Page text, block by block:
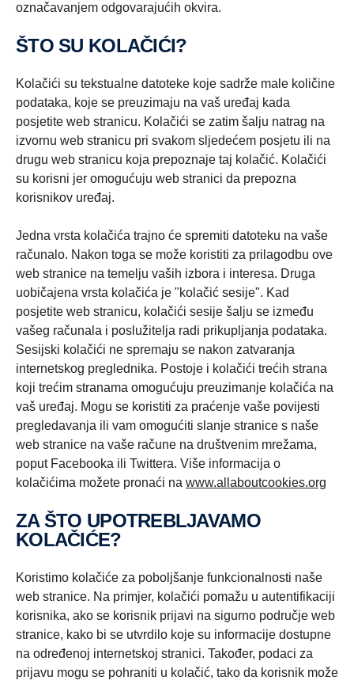
označavanjem odgovarajućih okvira.
ŠTO SU KOLAČIĆI?
Kolačići su tekstualne datoteke koje sadrže male količine
podataka, koje se preuzimaju na vaš uređaj kada
posjetite web stranicu. Kolačići se zatim šalju natrag na
izvornu web stranicu pri svakom sljedećem posjetu ili na
drugu web stranicu koja prepoznaje taj kolačić. Kolačići
su korisni jer omogućuju web stranici da prepozna
korisnikov uređaj.
Jedna vrsta kolačića trajno će spremiti datoteku na vaše
računalo. Nakon toga se može koristiti za prilagodbu ove
web stranice na temelju vaših izbora i interesa. Druga
uobičajena vrsta kolačića je "kolačić sesije". Kad
posjetite web stranicu, kolačići sesije šalju se između
vašeg računala i poslužitelja radi prikupljanja podataka.
Sesijski kolačići ne spremaju se nakon zatvaranja
internetskog preglednika. Postoje i kolačići trećih strana
koji trećim stranama omogućuju preuzimanje kolačića na
vaš uređaj. Mogu se koristiti za praćenje vaše povijesti
pregledavanja ili vam omogućiti slanje stranice s naše
web stranice na vaše račune na društvenim mrežama,
poput Facebooka ili Twittera. Više informacija o
kolačićima možete pronaći na www.allaboutcookies.org
ZA ŠTO UPOTREBLJAVAMO
KOLAČIĆE?
Koristimo kolačiće za poboljšanje funkcionalnosti naše
web stranice. Na primjer, kolačići pomažu u autentifikaciji
korisnika, ako se korisnik prijavi na sigurno područje web
stranice, kako bi se utvrdilo koje su informacije dostupne
na određenoj internetskoj stranici. Također, podaci za
prijavu mogu se pohraniti u kolačić, tako da korisnik može